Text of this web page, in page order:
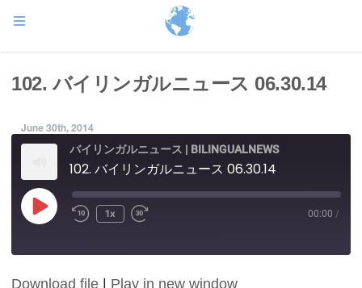
102. バイリンガルニュース 06.30.14
June 30th, 2014
バイリンガルニュース | BILINGUALNEWS
102. バイリンガルニュース 06.30.14
Play
Episode
1x 00:00 /
Download file Play in new window